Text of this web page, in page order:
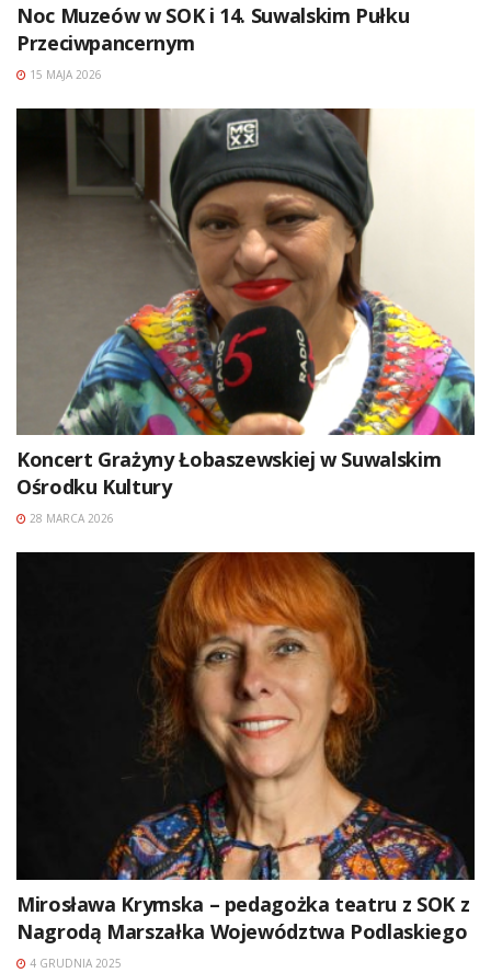
Noc Muzeów w SOK i 14. Suwalskim Pułku
Przeciwpancernym
15 MAJA 2026
Koncert Grażyny Łobaszewskiej w Suwalskim
Ośrodku Kultury
28 MARCA 2026
Mirosława Krymska – pedagożka teatru z SOK z
Nagrodą Marszałka Województwa Podlaskiego
4 GRUDNIA 2025